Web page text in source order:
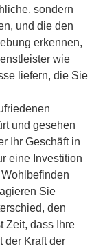
sondern
und die den
erkennen,
wie
liefern, die Sie
und gesehen
Ihr Geschäft in
eine Investition
Sie
den
Zeit, dass Ihre
der Kraft der